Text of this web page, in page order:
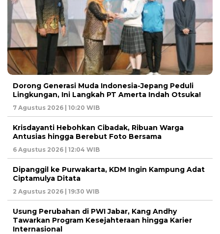
Dorong Generasi Muda Indonesia-Jepang Peduli
Lingkungan, Ini Langkah PT Amerta Indah Otsuka!
7 Agustus 2026 | 10:20 WIB
Krisdayanti Hebohkan Cibadak, Ribuan Warga
Antusias hingga Berebut Foto Bersama
6 Agustus 2026 | 12:04 WIB
Dipanggil ke Purwakarta, KDM Ingin Kampung Adat
Ciptamulya Ditata
2 Agustus 2026 | 19:30 WIB
Usung Perubahan di PWI Jabar, Kang Andhy
Tawarkan Program Kesejahteraan hingga Karier
Internasional